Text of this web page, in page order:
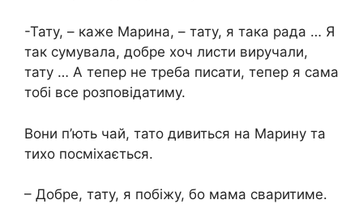
-Тату, – каже Марина, – тату, я така рада … Я
так сумувала, добре хоч листи виручали,
тату … А тепер не треба писати, тепер я сама
тобі все розповідатиму.
Вони п’ють чай, тато дивиться на Марину та
тихо посміхається.
– Добре, тату, я побіжу, бо мама сваритиме.